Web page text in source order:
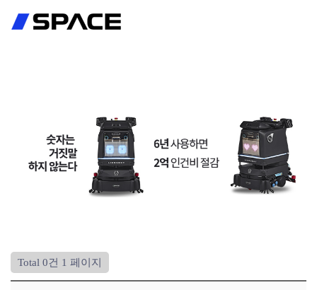
로그인
Total 0건 1 페이지